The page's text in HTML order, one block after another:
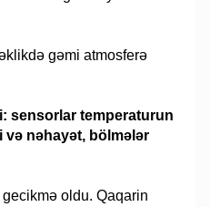
gəmi atmosferə
sensorlar temperaturun
və nəhayət, bölmələr
oldu. Qaqarin